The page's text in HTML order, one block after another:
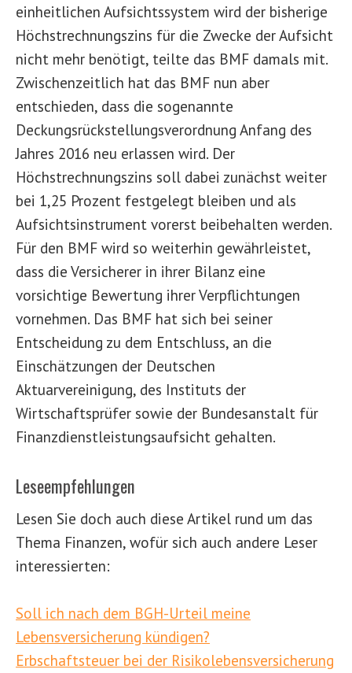
einheitlichen Aufsichtssystem wird der bisherige
Höchstrechnungszins für die Zwecke der Aufsicht
nicht mehr benötigt, teilte das BMF damals mit.
Zwischenzeitlich hat das BMF nun aber
entschieden, dass die sogenannte
Deckungsrückstellungsverordnung Anfang des
Jahres 2016 neu erlassen wird. Der
Höchstrechnungszins soll dabei zunächst weiter
bei 1,25 Prozent festgelegt bleiben und als
Aufsichtsinstrument vorerst beibehalten werden.
Für den BMF wird so weiterhin gewährleistet,
dass die Versicherer in ihrer Bilanz eine
vorsichtige Bewertung ihrer Verpflichtungen
vornehmen. Das BMF hat sich bei seiner
Entscheidung zu dem Entschluss, an die
Einschätzungen der Deutschen
Aktuarvereinigung, des Instituts der
Wirtschaftsprüfer sowie der Bundesanstalt für
Finanzdienstleistungsaufsicht gehalten.
Leseempfehlungen
Lesen Sie doch auch diese Artikel rund um das
Thema Finanzen, wofür sich auch andere Leser
interessierten:
Soll ich nach dem BGH-Urteil meine
Lebensversicherung kündigen?
Erbschaftsteuer bei der Risikolebensversicherung